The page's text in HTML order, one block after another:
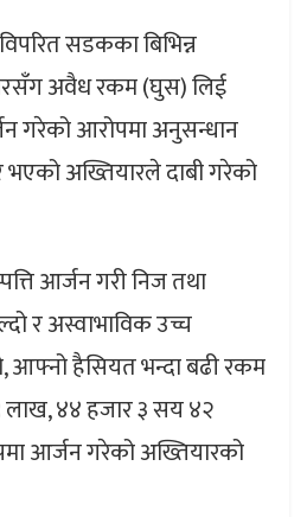
सडकका बिभिन्न
अवैध रकम (घुस) लिई
गरेको आरोपमा अनुसन्धान
अख्तियारले दाबी गरेको
आर्जन गरी निज तथा
र अस्वाभाविक उच्च
आफ्नो हैसियत भन्दा बढी रकम
लाख, ४४ हजार ३ सय ४२
आर्जन गरेको अख्तियारको